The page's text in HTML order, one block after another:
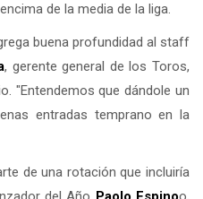
de la media de la liga.
buena profundidad al staff
, gerente general de los Toros,
"Entendemos que dándole un
entradas temprano en la
de una rotación que incluiría